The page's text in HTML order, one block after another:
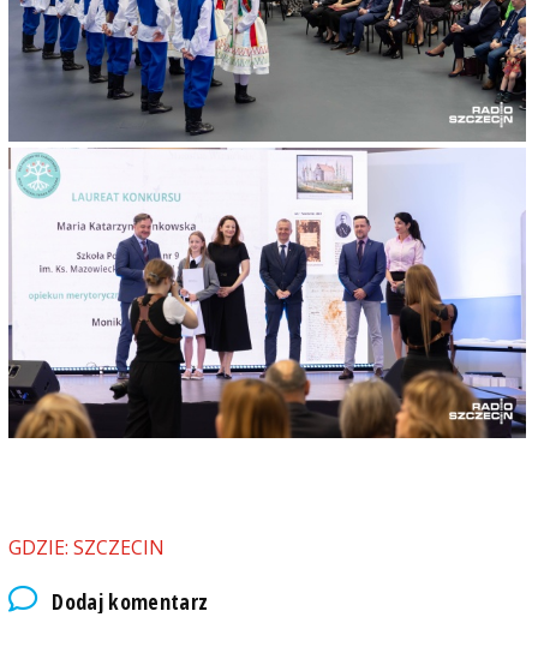
GDZIE: SZCZECIN
Dodaj komentarz